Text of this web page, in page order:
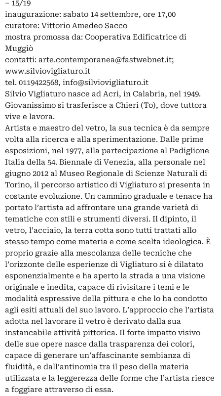
– 15/19
inaugurazione: sabato 14 settembre, ore 17,00
curatore: Vittorio Amedeo Sacco
mostra promossa da: Cooperativa Edificatrice di
Muggiò
contatti: arte.contemporanea@fastwebnet.it;
www.silviovigliaturo.it
tel. 0119422568, info@silviovigliaturo.it
Silvio Vigliaturo nasce ad Acri, in Calabria, nel 1949.
Giovanissimo si trasferisce a Chieri (To), dove tuttora
vive e lavora.
Artista e maestro del vetro, la sua tecnica è da sempre
volta alla ricerca e alla sperimentazione. Dalle prime
esposizioni, nel 1977, alla partecipazione al Padiglione
Italia della 54. Biennale di Venezia, alla personale nel
giugno 2012 al Museo Regionale di Scienze Naturali di
Torino, il percorso artistico di Vigliaturo si presenta in
costante evoluzione. Un cammino graduale e tenace ha
portato l’artista ad affrontare una grande varietà di
tematiche con stili e strumenti diversi. Il dipinto, il
vetro, l’acciaio, la terra cotta sono tutti trattati allo
stesso tempo come materia e come scelta ideologica. È
proprio grazie alla mescolanza delle tecniche che
l’orizzonte delle esperienze di Vigliaturo si è dilatato
esponenzialmente e ha aperto la strada a una visione
originale e inedita, capace di rivisitare i temi e le
modalità espressive della pittura e che lo ha condotto
agli esiti attuali del suo lavoro. L’approccio che l’artista
adotta nel lavorare il vetro è derivato dalla sua
instancabile attività pittorica. Il forte impatto visivo
delle sue opere nasce dalla trasparenza dei colori,
capace di generare un’affascinante sembianza di
fluidità, e dall’antinomia tra il peso della materia
utilizzata e la leggerezza delle forme che l’artista riesce
a foggiare attraverso di essa.